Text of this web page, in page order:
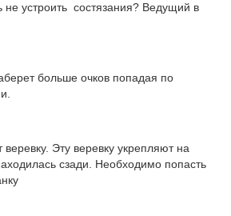
не устроить состязания? Ведущий в
больше очков попадая по
Эту веревку укрепляют на
сзади. Необходимо попасть